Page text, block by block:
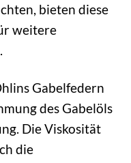
bieten diese
weitere
Gabelfedern
des Gabelöls
Die Viskosität
die